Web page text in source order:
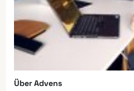
Über Advens